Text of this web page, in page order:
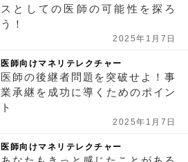
スとしての医師の可能性を探ろ
う！
2025年1月7日
医師向けマネリテレクチャー
医師の後継者問題を突破せよ！事
業承継を成功に導くためのポイン
ト
2025年1月7日
医師向けマネリテレクチャー